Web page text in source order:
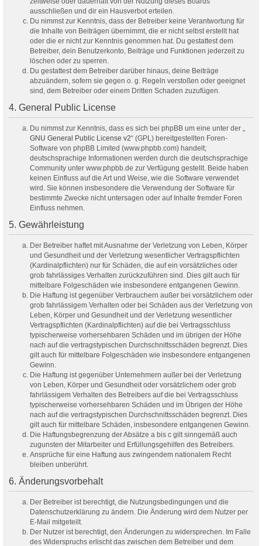
ausschließen und dir ein Hausverbot erteilen.
Du nimmst zur Kenntnis, dass der Betreiber keine Verantwortung für
die Inhalte von Beiträgen übernimmt, die er nicht selbst erstellt hat
oder die er nicht zur Kenntnis genommen hat. Du gestattest dem
Betreiber, dein Benutzerkonto, Beiträge und Funktionen jederzeit zu
löschen oder zu sperren.
Du gestattest dem Betreiber darüber hinaus, deine Beiträge
abzuändern, sofern sie gegen o. g. Regeln verstoßen oder geeignet
sind, dem Betreiber oder einem Dritten Schaden zuzufügen.
4. General Public License
Du nimmst zur Kenntnis, dass es sich bei phpBB um eine unter der „
GNU General Public License v2“ (GPL) bereitgestellten Foren-
Software von phpBB Limited (www.phpbb.com) handelt;
deutschsprachige Informationen werden durch die deutschsprachige
Community unter www.phpbb.de zur Verfügung gestellt. Beide haben
keinen Einfluss auf die Art und Weise, wie die Software verwendet
wird. Sie können insbesondere die Verwendung der Software für
bestimmte Zwecke nicht untersagen oder auf Inhalte fremder Foren
Einfluss nehmen.
5. Gewährleistung
Der Betreiber haftet mit Ausnahme der Verletzung von Leben, Körper
und Gesundheit und der Verletzung wesentlicher Vertragspflichten
(Kardinalpflichten) nur für Schäden, die auf ein vorsätzliches oder
grob fahrlässiges Verhalten zurückzuführen sind. Dies gilt auch für
mittelbare Folgeschäden wie insbesondere entgangenen Gewinn.
Die Haftung ist gegenüber Verbrauchern außer bei vorsätzlichem oder
grob fahrlässigem Verhalten oder bei Schäden aus der Verletzung von
Leben, Körper und Gesundheit und der Verletzung wesentlicher
Vertragspflichten (Kardinalpflichten) auf die bei Vertragsschluss
typischerweise vorhersehbaren Schäden und im übrigen der Höhe
nach auf die vertragstypischen Durchschnittsschäden begrenzt. Dies
gilt auch für mittelbare Folgeschäden wie insbesondere entgangenen
Gewinn.
Die Haftung ist gegenüber Unternehmern außer bei der Verletzung
von Leben, Körper und Gesundheit oder vorsätzlichem oder grob
fahrlässigem Verhalten des Betreibers auf die bei Vertragsschluss
typischerweise vorhersehbaren Schäden und im Übrigen der Höhe
nach auf die vertragstypischen Durchschnittsschäden begrenzt. Dies
gilt auch für mittelbare Schäden, insbesondere entgangenen Gewinn.
Die Haftungsbegrenzung der Absätze a bis c gilt sinngemäß auch
zugunsten der Mitarbeiter und Erfüllungsgehilfen des Betreibers.
Ansprüche für eine Haftung aus zwingendem nationalem Recht
bleiben unberührt.
6. Änderungsvorbehalt
Der Betreiber ist berechtigt, die Nutzungsbedingungen und die
Datenschutzerklärung zu ändern. Die Änderung wird dem Nutzer per
E-Mail mitgeteilt.
Der Nutzer ist berechtigt, den Änderungen zu widersprechen. Im Falle
des Widerspruchs erlischt das zwischen dem Betreiber und dem